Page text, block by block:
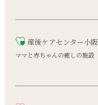
産後ケアセンター小阪
ママと赤ちゃんの癒しの施設